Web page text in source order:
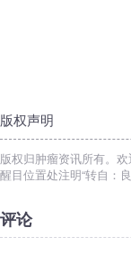
版权声明
版权归肿瘤资讯所有。
醒目位置处注明“转自：
评论